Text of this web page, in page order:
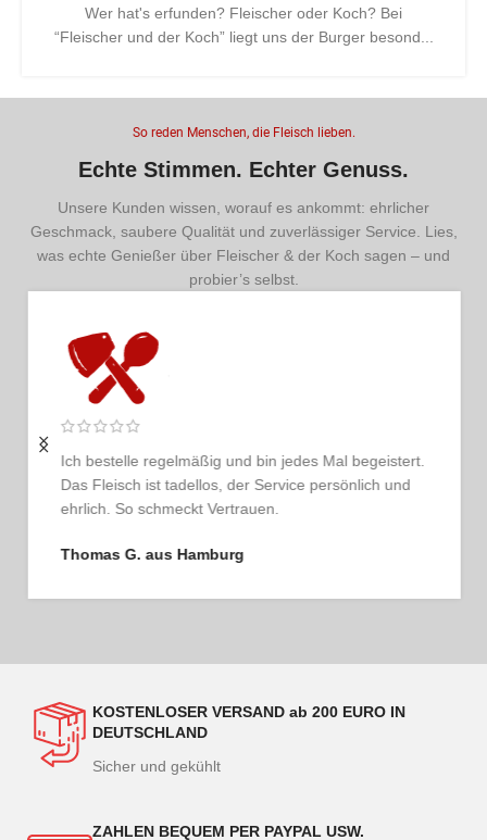
Wer hat's erfunden? Fleischer oder Koch? Bei
“Fleischer und der Koch” liegt uns der Burger besond...
So reden Menschen, die Fleisch lieben.
Echte Stimmen. Echter Genuss.
Unsere Kunden wissen, worauf es ankommt: ehrlicher
Geschmack, saubere Qualität und zuverlässiger Service. Lies,
was echte Genießer über Fleischer & der Koch sagen – und
probier’s selbst.
Ich bestelle regelmäßig und bin jedes Mal begeistert.
Das Fleisch ist tadellos, der Service persönlich und
ehrlich. So schmeckt Vertrauen.
Thomas G. aus Hamburg
KOSTENLOSER VERSAND ab 200 EURO IN
DEUTSCHLAND
Sicher und gekühlt
ZAHLEN BEQUEM PER PAYPAL USW.